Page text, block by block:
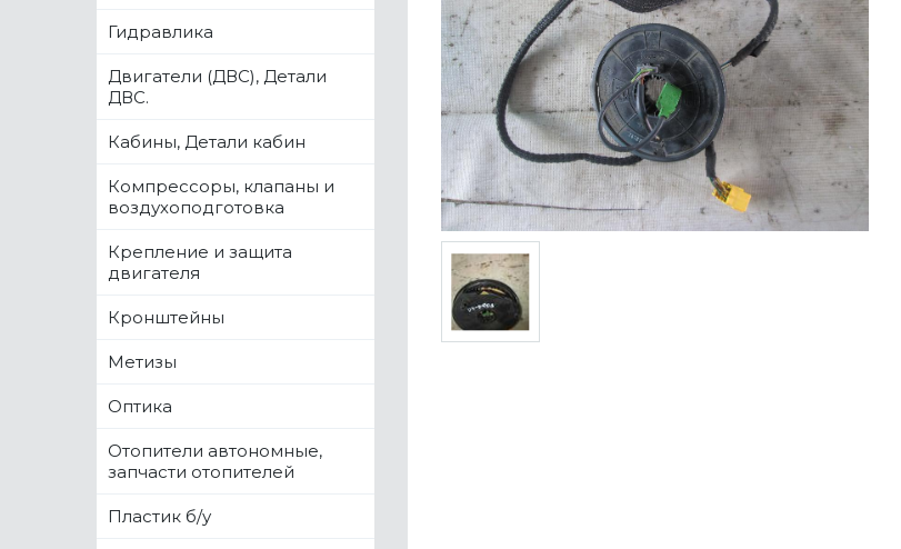
Гидравлика
Двигатели (ДВС), Детали
ДВС.
Кабины, Детали кабин
Компрессоры, клапаны и
воздухоподготовка
Крепление и защита
двигателя
Кронштейны
Метизы
Оптика
Отопители автономные,
запчасти отопителей
Пластик б/у